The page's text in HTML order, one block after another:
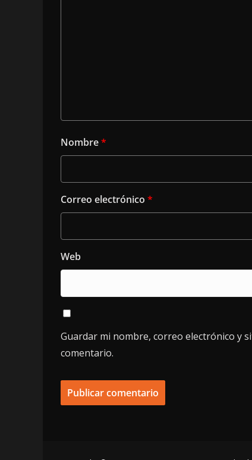
Nombre*
Correo electrónico *
Web
Guardar mi nombre, correo electrónico y
comentario.